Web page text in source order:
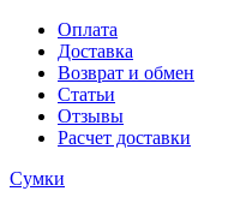
Оплата
Доставка
Возврат и обмен
Статьи
Отзывы
Расчет доставки
Сумки